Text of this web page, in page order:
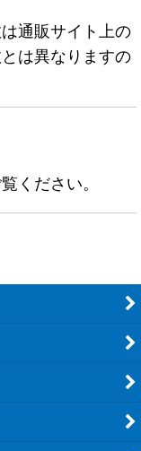
通販サイト上の
は異なりますの
ください。